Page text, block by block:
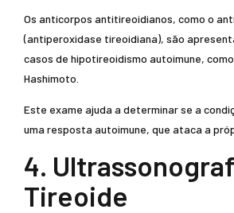
Os anticorpos antitireoidianos, como o
(antiperoxidase tireoidiana), são
casos de hipotireoidismo autoimune,
Hashimoto.
Este exame ajuda a determinar se a
uma resposta autoimune, que ataca a
4.
Tireoide